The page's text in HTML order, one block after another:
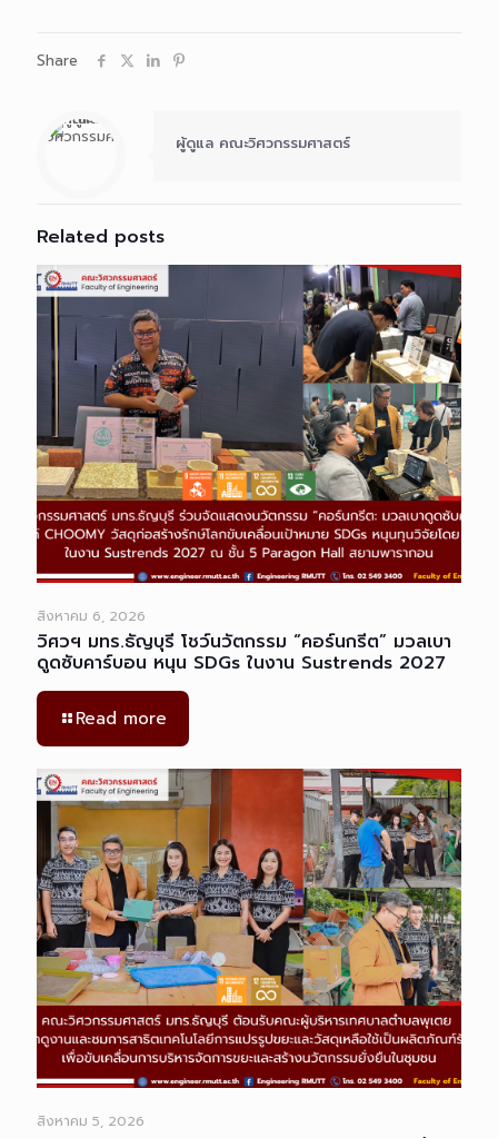
Share
ผู้ดูแล คณะวิศวกรรมศาสตร์
Related posts
สิงหาคม 6, 2026
วิศวฯ มทร.ธัญบุรี โชว์นวัตกรรม “คอร์นกรีต” มวลเบา
ดูดซับคาร์บอน หนุน SDGs ในงาน Sustrends 2027
Read more
สิงหาคม 5, 2026